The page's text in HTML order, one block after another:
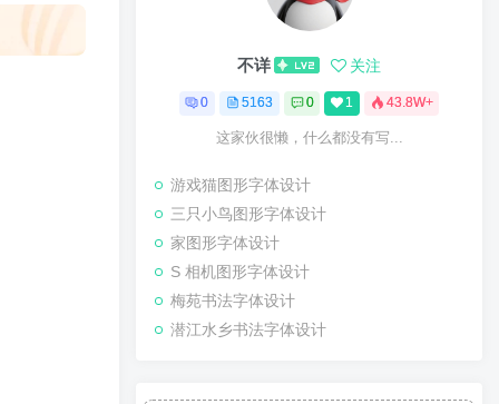
不详 关注
0 5163 0 1 43.8W+
这家伙很懒，什么都没有写...
游戏猫图形字体设计
三只小鸟图形字体设计
家图形字体设计
S 相机图形字体设计
梅苑书法字体设计
潜江水乡书法字体设计